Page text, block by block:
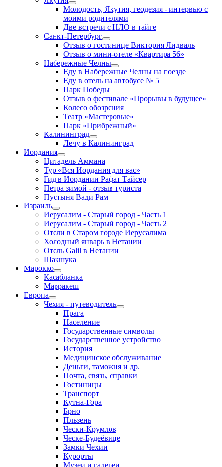
Молодость, Якутия, геодезия - интервью с
моими родителями
Две встречи с НЛО в тайге
Санкт-Петербург
Отзыв о гостинице Виктория Лидваль
Отзыв о мини-отеле «Квартира 56»
Набережные Челны
Еду в Набережные Челны на поезде
Еду в отель на автобусе № 5
Парк Победы
Отзыв о фестивале «Прорывы в будущее»
Колесо обозрения
Театр «Мастеровые»
Парк «Прибрежный»
Калининград
Лечу в Калининград
Иордания
Цитадель Аммана
Тур «Вся Иордания для вас»
Гид в Иордании Рафат Тайсер
Петра зимой - отзыв туриста
Пустыня Вади Рам
Израиль
Иерусалим - Старый город - Часть 1
Иерусалим - Старый город - Часть 2
Отели в Старом городе Иерусалима
Холодный январь в Нетании
Отель Galil в Нетании
Шакшука
Марокко
Касабланка
Марракеш
Европа
Чехия - путеводитель
Прага
Население
Государственные символы
Государственное устройство
История
Медицинское обслуживание
Деньги, таможня и др.
Почта, связь, справки
Гостиницы
Транспорт
Кутна-Гора
Брно
Пльзень
Чески-Крумлов
Ческе-Будеёвице
Замки Чехии
Курорты
Музеи и галереи